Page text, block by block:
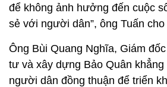
để không ảnh hưởng đến cuộc
sẻ với người dân”, ông Tuấn
Ông Bùi Quang Nghĩa, Giám
tư và xây dựng Bảo Quân
người dân đồng thuận để triển